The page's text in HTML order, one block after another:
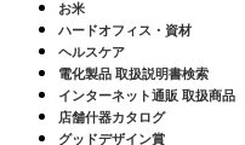
お米
ハードオフィス・資材
ヘルスケア
電化製品 取扱説明書検索
インターネット通販 取扱商品
店舗什器カタログ
グッドデザイン賞